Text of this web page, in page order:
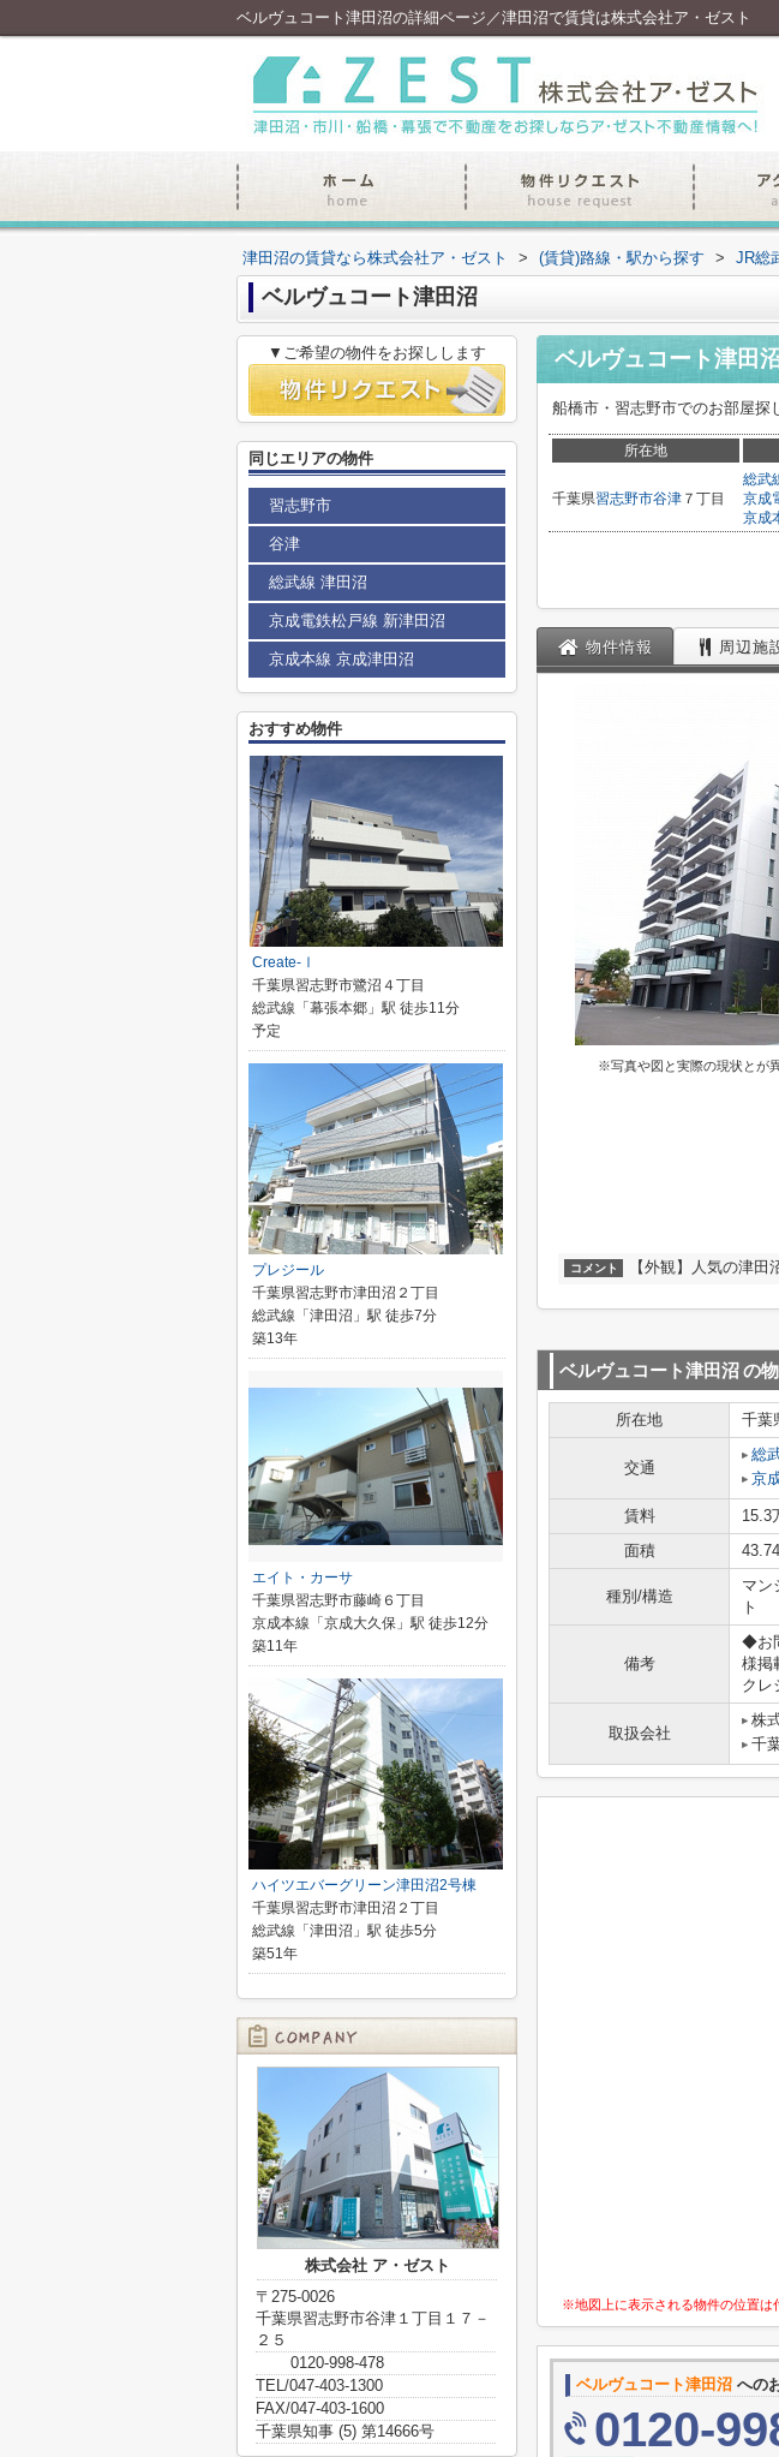
ベルヴュコート津田沼の詳細ページ／津田沼で賃貸は株式会社ア・ゼスト
津田沼の賃貸なら株式会社ア・ゼスト > (賃貸)路線・駅から探す > JR総
ベルヴュコート津田沼
ベルヴュコート津田
船橋市・習志野市でのお部屋探
所在地
千葉県習志野市谷津 ７丁目
総武
京成
京成
物件情報 周辺施
※写真や図と実際の現状とが
コメント 【外観】人気の津
ベルヴュコート津田沼の
所在地 千葉
交通
総
京
賃料 15.3
面積
種別/構造
マン
ト
備考
◆お
様掲
クレ
取扱会社
株
千
※地図上に表示される物件の位置は
ベルヴュコート津田沼 への
0120-
▼ご希望の物件をお探しします
同じエリアの物件
習志野市
谷津
総武線 津田沼
京成電鉄松戸線 新津田沼
京成本線 京成津田沼
おすすめ物件
Create-Ⅰ
千葉県習志野市鷺沼４丁目
総武線「幕張本郷」駅 徒歩11分
予定
プレジール
千葉県習志野市津田沼２丁目
総武線「津田沼」駅 徒歩7分
築13年
エイト・カーサ
千葉県習志野市藤崎６丁目
京成本線「京成大久保」駅 徒歩12分
築11年
ハイツエバーグリーン津田沼2号棟
千葉県習志野市津田沼２丁目
総武線「津田沼」駅 徒歩5分
築51年
株式会社 ア・ゼスト
〒275-0026
千葉県習志野市谷津１丁目１７－
２５
0120-998-478
TEL/047-403-1300
FAX/047-403-1600
千葉県知事 (5) 第14666号